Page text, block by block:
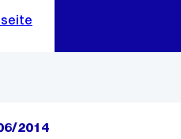
ein
2014